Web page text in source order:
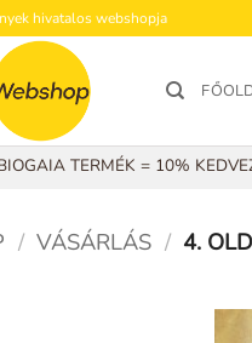
hivatalos webshopja
TERMÉK = 10%
/ VÁSÁRLÁS / 4.